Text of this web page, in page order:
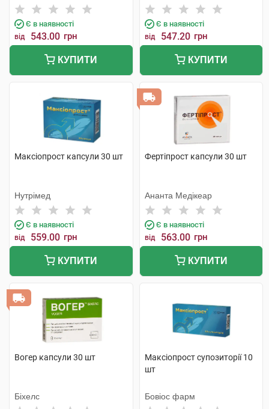
Є в наявності
від 543.00 грн
КУПИТИ
Є в наявності
від 547.20 грн
КУПИТИ
Максіопрост капсули 30 шт
Нутрімед
Є в наявності
від 559.00 грн
КУПИТИ
Фертіпрост капсули 30 шт
Ананта Медікеар
Є в наявності
від 563.00 грн
КУПИТИ
Вогер капсули 30 шт
Біхелс
Максіопрост супозиторії 10
шт
Бовіос фарм